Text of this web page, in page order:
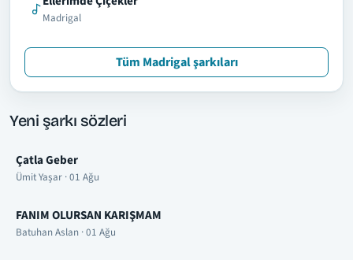
Madrigal
Tüm Madrigal şarkıları
Yeni şarkı sözleri
Çatla Geber
Ümit Yaşar · 01 Ağu
FANIM OLURSAN KARIŞMAM
Batuhan Aslan · 01 Ağu